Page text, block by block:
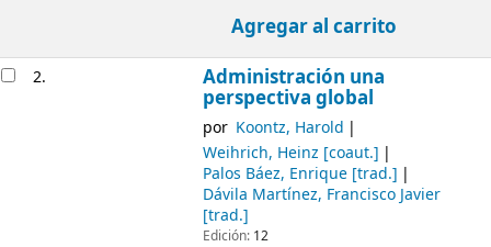
Agregar al carrito
2. Administración una
perspectiva global
por Koontz, Harold
Weihrich, Heinz [coaut.]
Palos Báez, Enrique[trad.]
Dávila Martínez, Francisco Javier
[trad.]
Edición: 12